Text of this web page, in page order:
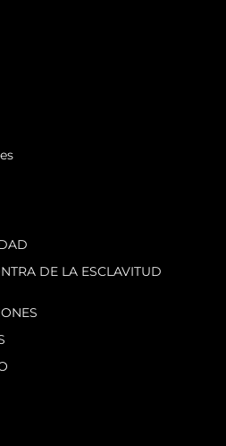
DE LA ESCLAVITUD